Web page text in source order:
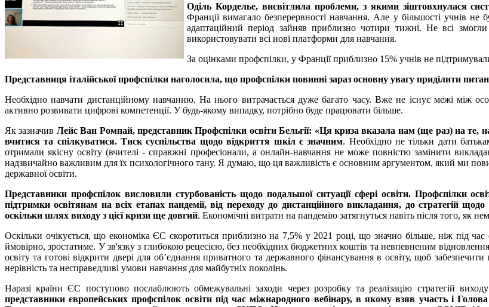
Оділь Корделье, висвітлила проблеми, з якими зіштовхнулася
Франції вимагало безперервності навчання. Але у більшості учнів
адаптаційний період зайняв приблизно чотири тижні. Не всі
використовувати всі нові платформи для навчання.
За оцінками профспілки, у Франції приблизно 15% учнів не
Представниця італійської профспілки наголосила, що профспілки повинні зараз основну увагу приділити
Необхідно навчати дистанційному навчанню. На нього витрачається дуже багато часу. Вже не існує межі між
активно розвивати цифрові компетенції. У будь-якому випадку, потрібно буде працювати більше.
Як зазначив Лейс Ван Ромпай, представник Профспілки освіти Бельгії: «Ця криза вказала нам (ще раз) на те,
вчитися та спілкуватися. Тиск суспільства щодо відкриття шкіл є значним. Необхідно не тільки дати
отримали якісну освіту (вчителі - справжні професіонали, а онлайн-навчання не може повністю замінити
надзвичайно важливим для їх психологічного тану. Я думаю, що ця важливість є основним аргументом, який ми
державної освіти.
Представники профспілок висловили стурбованість щодо подальшої ситуації сфері освіти. Профспілки
підтримки освітянам на всіх етапах пандемії, від переходу до дистанційного викладання, до стратегій
оскільки шлях виходу з цієї кризи ще довгий. Економічні витрати на пандемію затягнуться навіть після того, як
Оскільки очікується, що економіка ЄС скоротиться приблизно на 7,5% у 2021 році, що значно більше, ніж під
ймовірно, зростатиме. У зв'язку з глибокою рецесією, без необхідних бюджетних коштів та невпевненим
освіту та готові відкрити двері для об’єднання приватного та державного фінансування в освіту, щоб
нерівність та несправедливі умови навчання для майбутніх поколінь.
Наразі країни ЄС поступово послаблюють обмежувальні заходи через розробку та реалізацію стратегій
представники європейських профспілок освіти під час міжнародного вебінару, в якому взяв участь і